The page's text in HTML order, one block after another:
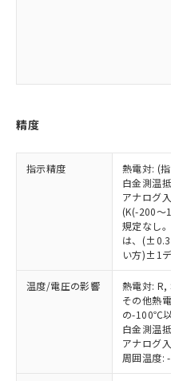
精度
指示精度
熱電対: (
白金測温
アナログ
(K(-200
規定なし
は、
い方)±1
温度/電圧の影響
熱電対:
その他熱
の-100℃
白金測温
アナログ
周囲温度
お客様が当
登録された
および当社
品・サービス
引・商談に必
用者の範囲」
指します。
※3 非含有証明
下記の非含有証明
ものではありませ
また、RoHS指令
物質の対応では、
荷製品に未対応品
欄に対応日を記載
既に当社にて対応
していることから
り、2022年1月12